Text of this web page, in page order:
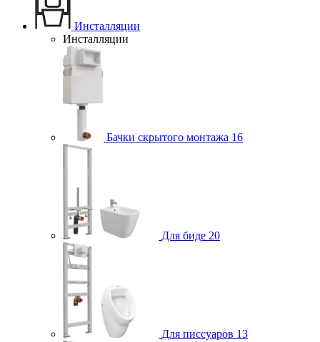
Инсталляции
Инсталляции
Бачки скрытого монтажа 16
Для биде 20
Для писсуаров 13